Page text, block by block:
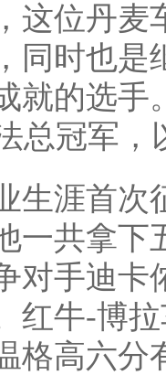
这位丹麦
同时也是
就的选手
总冠军
生涯首次
一共拿下
对手迪卡
红牛-博
格高六分